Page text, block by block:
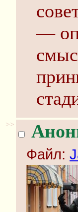
—
>>
Файл: